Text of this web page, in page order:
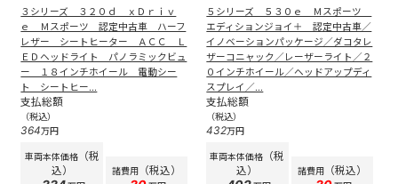
３シリーズ ３２０ｄ ｘＤｒｉｖ
ｅ Ｍスポーツ 認定中古車 ハーフ
レザー シートヒーター ＡＣＣ Ｌ
ＥＤヘッドライト パノラミックビュ
ー １８インチホイール 電動シー
ト シートヒー...
支払総額
（税込）
364万円
車両本体価格（税
込）
諸費用（税込）
５シリーズ ５３０ｅ Ｍスポーツ
エディションジョイ＋ 認定中古車／
イノベーションパッケージ／ダコタレ
ザーコニャック／レーザーライト／２
０インチホイール／ヘッドアップディ
スプレイ／...
支払総額
（税込）
432万円
車両本体価格
（税
込）
諸費用（税込）